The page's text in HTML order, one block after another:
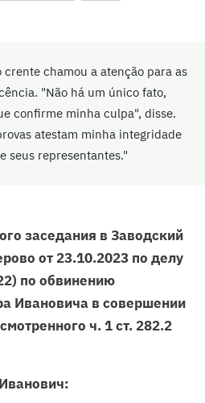
chamou a atenção para as
"Não há um único fato,
confirme minha culpa", disse.
atestam minha integridade
seus representantes."
заседания в Заводский
от 23.10.2023 по делу
по обвинению
Ивановича в совершении
ч. 1 ст. 282.2